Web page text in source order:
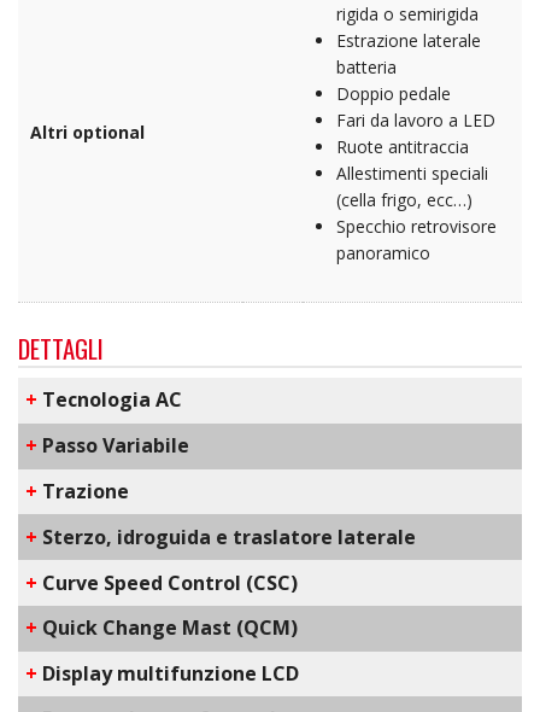
Altri optional
rigida o semirigida
Estrazione laterale
batteria
Doppio pedale
Fari da lavoro a LED
Ruote antitraccia
Allestimenti speciali
(cella frigo, ecc…)
Specchio retrovisore
panoramico
DETTAGLI
+ ​Tecnologia AC
+ Passo Variabile
+ Trazione
+ Sterzo, idroguida e traslatore laterale
+ C​urve Speed Control​ (CSC)
+ Q​uick Change Mast​ (QCM)
+ D​isplay multifunzione LCD